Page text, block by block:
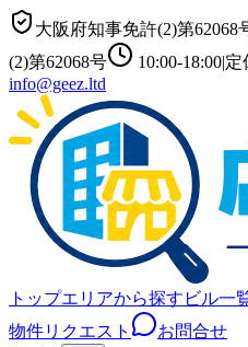
大阪府知事免許(2)第62068
(2)第62068号
10:00-18:00|定
info@geez.ltd
トップエリアから探す ビル一
物件リクエスト
お問合せ